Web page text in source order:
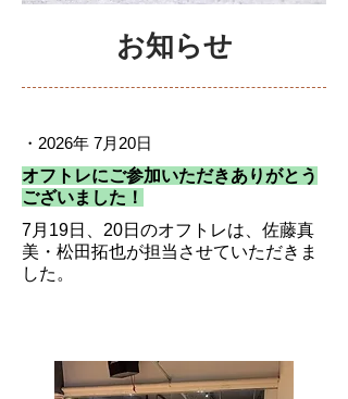
​お知らせ
・2026年 7月20日
オフトレにご参加いただきありがとう
ございました！
7月19日、20日のオフトレは、佐藤真
美・松田拓也が担当させていただきま
した。